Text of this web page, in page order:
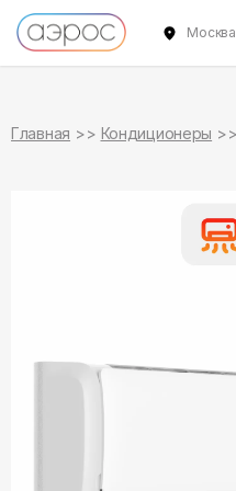
Москва
Главная Кондиционеры
в наличии
в наличии
в наличии
в наличии
в наличии